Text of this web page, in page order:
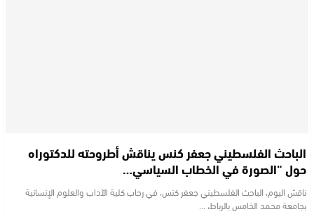
الباحث الفلسطيني جعفر كنس يناقش أطروحته للدكتوراه
حول “الصورة في الخطاب السياسي…
ناقش اليوم، الباحث الفلسطيني جعفر كنس، في رحاب كلية الآداب والعلوم الإنسانية
بجامعة محمد الخامس بالرباط، …